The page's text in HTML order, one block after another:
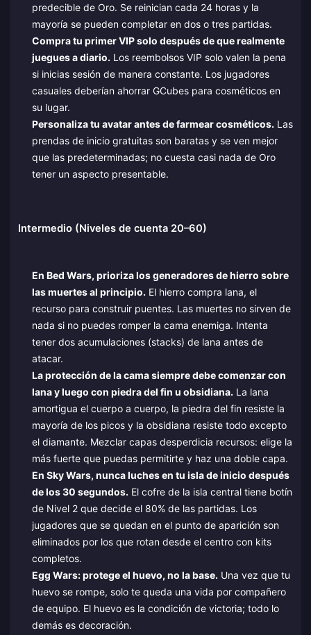
predecible de Oro. Se reinician cada 24 horas y la
mayoría se pueden completar en dos o tres partidas.
Compra tu primer VIP solo después de que realmente
juegues a diario. Los reembolsos VIP solo valen la pena
si inicias sesión de manera constante. Los jugadores
casuales deberían ahorrar GCubes para cosméticos en
su lugar.
Personaliza tu avatar antes de farmear cosméticos. Las
prendas de inicio gratuitas son baratas y se ven mejor
que las predeterminadas; no cuesta casi nada de Oro
tener un aspecto presentable.
Intermedio (Niveles de cuenta 20–60)
En Bed Wars, prioriza los generadores de hierro sobre
las muertes al principio. El hierro compra lana, el
recurso para construir puentes. Las muertes no sirven de
nada si no puedes romper la cama enemiga. Intenta
tener dos acumulaciones (stacks) de lana antes de
atacar.
La protección de la cama siempre debe comenzar con
lana y luego con piedra del fin u obsidiana. La lana
amortigua el cuerpo a cuerpo, la piedra del fin resiste la
mayoría de los picos y la obsidiana resiste todo excepto
el diamante. Mezclar capas desperdicia recursos: elige la
más fuerte que puedas permitirte y haz una doble capa.
En Sky Wars, nunca luches en tu isla de inicio después
de los 30 segundos. El cofre de la isla central tiene botín
de Nivel 2 que decide el 80% de las partidas. Los
jugadores que se quedan en el punto de aparición son
eliminados por los que rotan desde el centro con kits
completos.
Egg Wars: protege el huevo, no la base. Una vez que tu
huevo se rompe, solo te queda una vida por compañero
de equipo. El huevo es la condición de victoria; todo lo
demás es decoración.